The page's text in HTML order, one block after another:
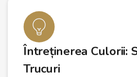
Întreținerea Culorii:
Trucuri